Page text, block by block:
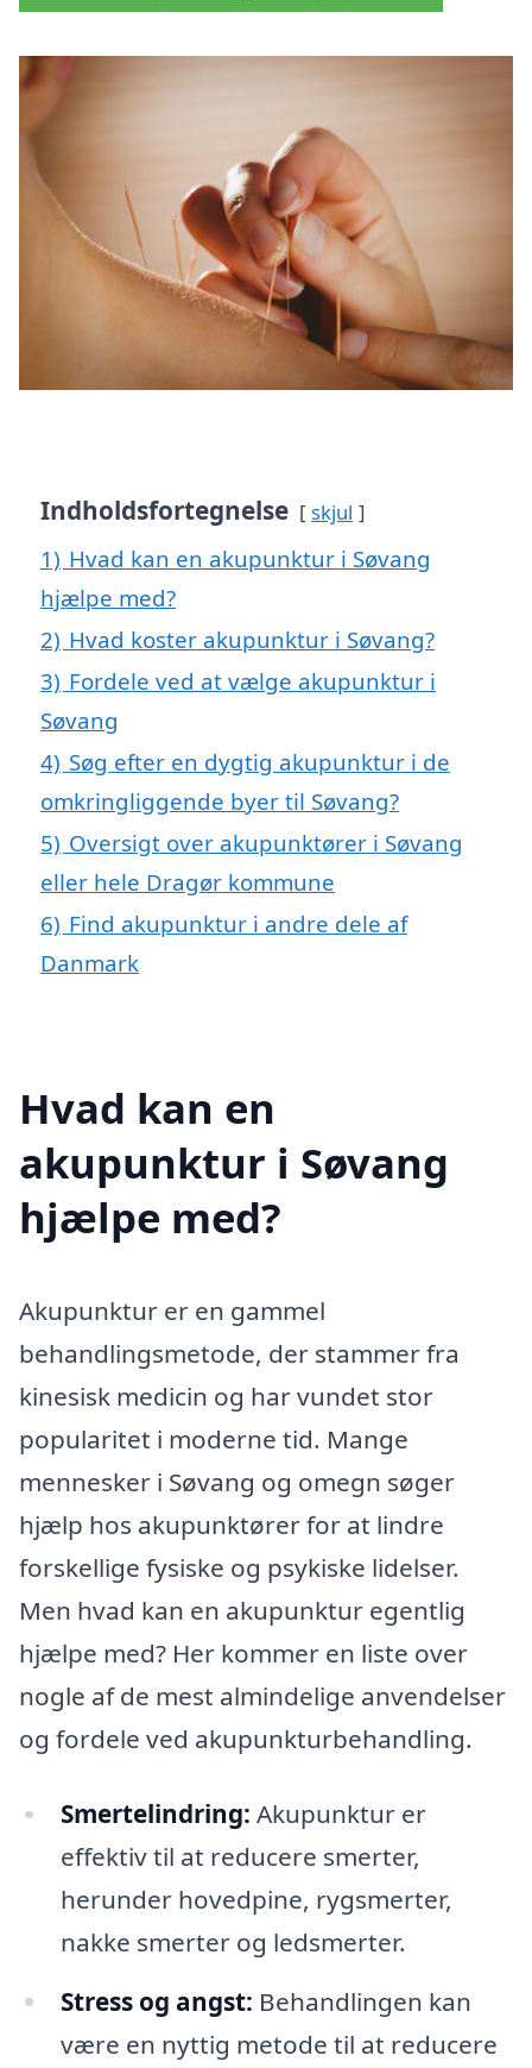
Indholdsfortegnelse skjul
1) Hvad kan en akupunktur i Søvang
hjælpe med?
2) Hvad koster akupunktur i Søvang?
3) Fordele ved at vælge akupunktur i
Søvang
4) Søg efter en dygtig akupunktur i de
omkringliggende byer til Søvang?
5) Oversigt over akupunktører i Søvang
eller hele Dragør kommune
6) Find akupunktur i andre dele af
Danmark
Hvad kan en
akupunktur i Søvang
hjælpe med?
Akupunktur er en gammel
behandlingsmetode, der stammer fra
kinesisk medicin og har vundet stor
popularitet i moderne tid. Mange
mennesker i Søvang og omegn søger
hjælp hos akupunktører for at lindre
forskellige fysiske og psykiske lidelser.
Men hvad kan en akupunktur egentlig
hjælpe med? Her kommer en liste over
nogle af de mest almindelige anvendelser
og fordele ved akupunkturbehandling.
Smertelindring: Akupunktur er
effektiv til at reducere smerter,
herunder hovedpine, rygsmerter,
nakke smerter og ledsmerter.
Stress og angst: Behandlingen kan
være en nyttig metode til at reducere